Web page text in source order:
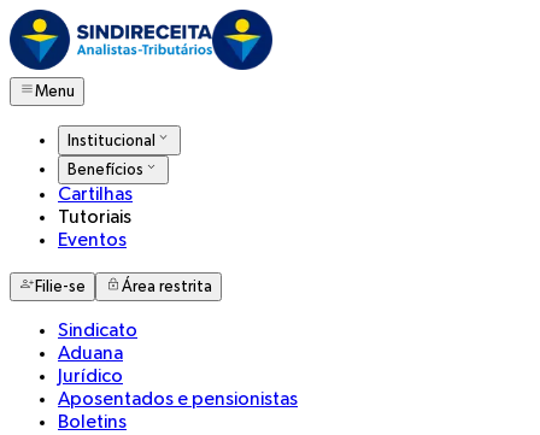
Menu
Institucional
Benefícios
Cartilhas
Tutoriais
Eventos
Filie-se Área restrita
Sindicato
Aduana
Jurídico
Aposentados e pensionistas
Boletins